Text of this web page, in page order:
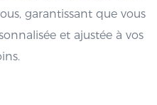
garantissant que vous
et ajustée à vos